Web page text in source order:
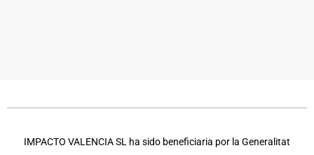
IMPACTO VALENCIA SL ha sido beneficiaria por la Generalitat